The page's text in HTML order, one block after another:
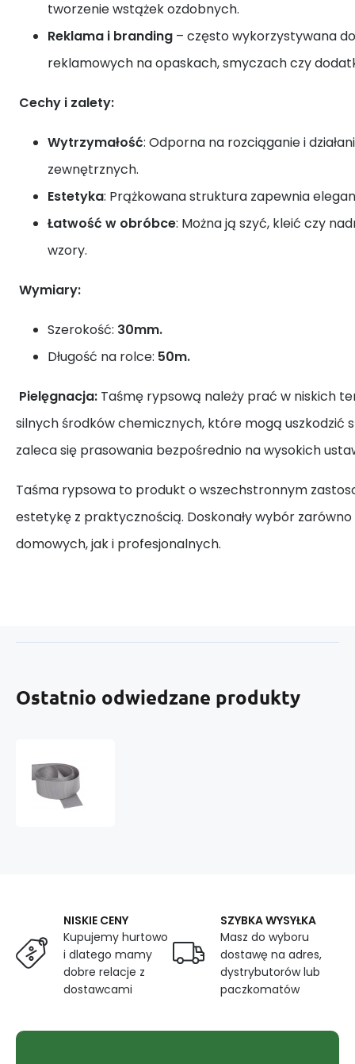
tworzenie wstążek ozdobnych.
Reklama i branding – często wykorzystywana
reklamowych na opaskach, smyczach czy
Cechy i zalety:
Wytrzymałość: Odporna na rozciąganie i
zewnętrznych.
Estetyka: Prążkowana struktura zapewnia
Łatwość w obróbce: Można ją szyć, kleić czy
wzory.
Wymiary:
Szerokość: 30mm.
Długość na rolce: 50m.
Pielęgnacja: Taśmę rypsową należy prać w niskich
silnych środków chemicznych, które mogą uszkodzić
zaleca się prasowania bezpośrednio na wysokich
Taśma rypsowa to produkt o wszechstronnym
estetykę z praktycznością. Doskonały wybór
domowych, jak i profesjonalnych.
Ostatnio odwiedzane produkty
NISKIE CENY
Kupujemy hurtowo
i dlatego mamy
dobre relacje z
dostawcami
SZYBKA WYSYŁKA
Masz do wyboru
dostawę na adres,
dystrybutorów lub
paczkomatów